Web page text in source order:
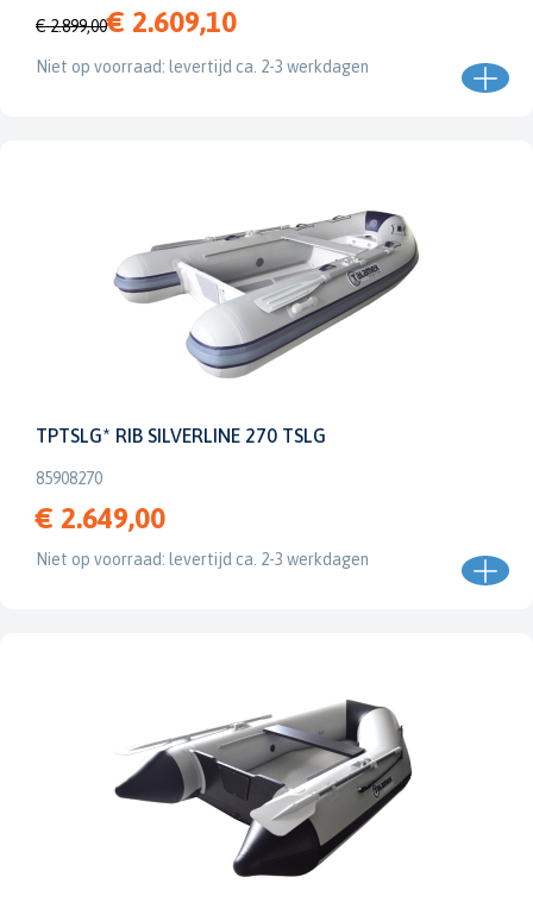
€ 2.899,00€ 2.609,10
Niet op voorraad: levertijd ca. 2-3 werkdagen
TPTSLG* RIB SILVERLINE 270 TSLG
85908270
€ 2.649,00
Niet op voorraad: levertijd ca. 2-3 werkdagen